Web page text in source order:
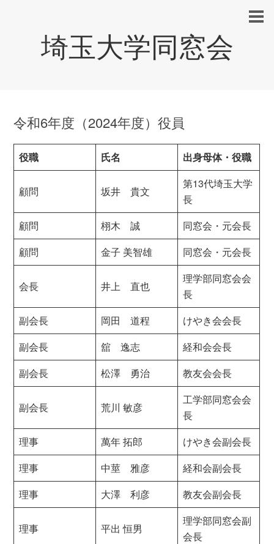
埼玉大学同窓会
令和6年度（2024年度）役員
役職 氏名 出身母体・役職
顧問 坂井 貴文
第13代埼玉大学
長
顧問
栩木 誠
同窓会・元会長
顧問
金子 美智雄 同窓会・元会長
会長 井上 直也
理学部同窓会会
長
副会長
岡田 道程
けやき会会長
副会長
舘 逸志
経和会会長
副会長
松澤 勇治 教友会会長
副会長 荒川 敏彦
工学部同窓会会
長
理事
萬年 拓郎
けやき会副会長
理事
中莖 雅彦
経和会副会長
理事
大澤 利彦 教友会副会長
理事 平出 恒男
理学部同窓会副
会長